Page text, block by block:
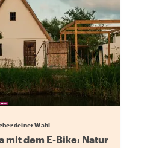
deiner Wahl
mit dem E-Bike: Natur